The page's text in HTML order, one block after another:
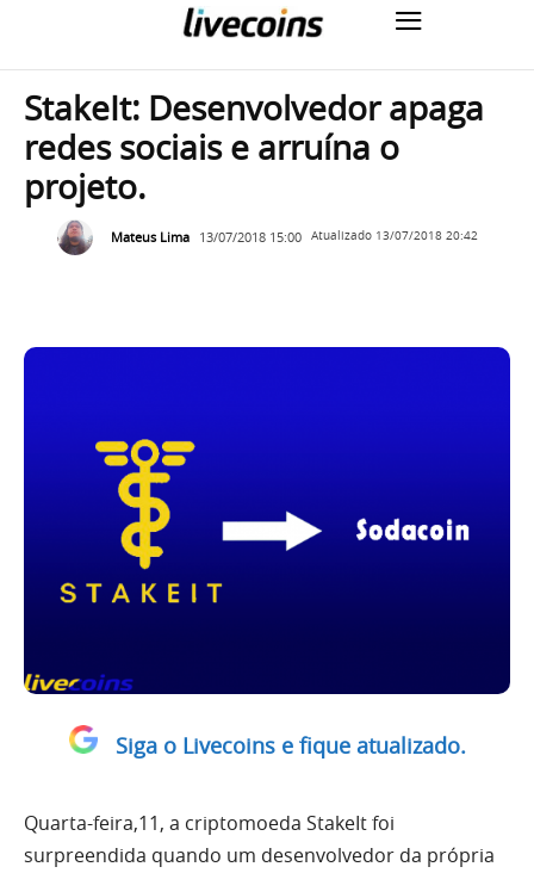
StakeIt: Desenvolvedor apaga
redes sociais e arruína o
projeto.
Mateus Lima 13/07/2018 15:00 Atualizado 13/07/2018 20:42
Siga o Livecoins e fique atualizado.
Quarta-feira,11, a criptomoeda StakeIt foi
surpreendida quando um desenvolvedor da própria